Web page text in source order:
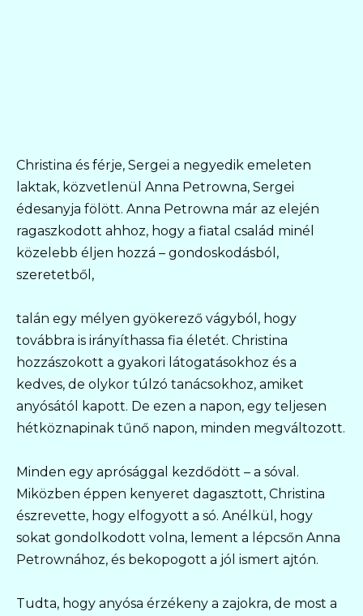
Christina és férje, Sergei a negyedik emeleten
laktak, közvetlenül Anna Petrowna, Sergei
édesanyja fölött. Anna Petrowna már az elején
ragaszkodott ahhoz, hogy a fiatal család minél
közelebb éljen hozzá – gondoskodásból,
szeretetből,
talán egy mélyen gyökerező vágyból, hogy
továbbra is irányíthassa fia életét. Christina
hozzászokott a gyakori látogatásokhoz és a
kedves, de olykor túlzó tanácsokhoz, amiket
anyósától kapott. De ezen a napon, egy teljesen
hétköznapinak tűnő napon, minden megváltozott.
Minden egy aprósággal kezdődött – a sóval.
Miközben éppen kenyeret dagasztott, Christina
észrevette, hogy elfogyott a só. Anélkül, hogy
sokat gondolkodott volna, lement a lépcsőn Anna
Petrownához, és bekopogott a jól ismert ajtón.
Tudta, hogy anyósa érzékeny a zajokra, de most a